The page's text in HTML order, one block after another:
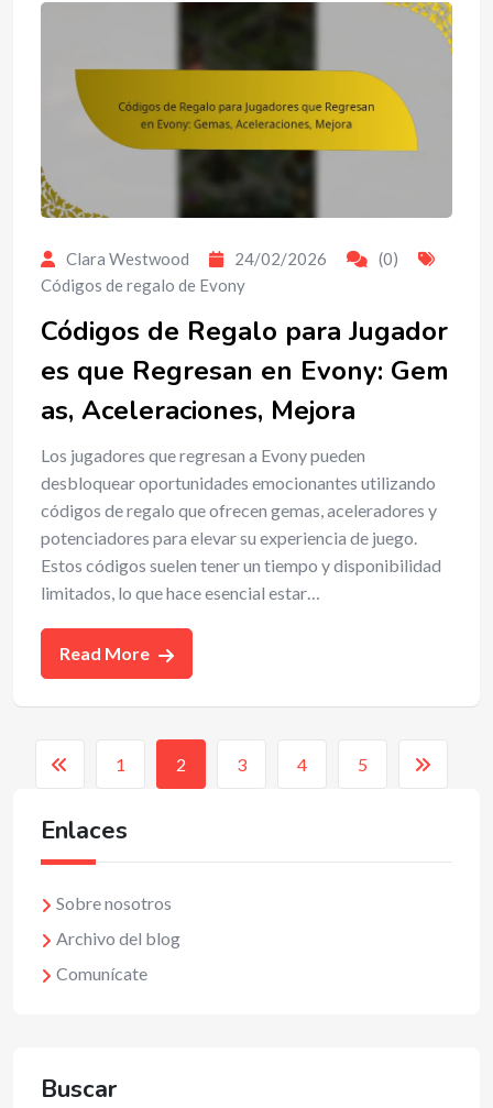
Clara Westwood 24/02/2026
(0)
Códigos de regalo de Evony
Códigos de Regalo para Jugador
es que Regresan en Evony: Gem
as, Aceleraciones, Mejora
Los jugadores que regresan a Evony pueden
desbloquear oportunidades emocionantes utilizando
códigos de regalo que ofrecen gemas, aceleradores y
potenciadores para elevar su experiencia de juego.
Estos códigos suelen tener un tiempo y disponibilidad
limitados, lo que hace esencial estar…
Read More
1 2 3 4 5
Enlaces
Sobre nosotros
Archivo del blog
Comunícate
Buscar